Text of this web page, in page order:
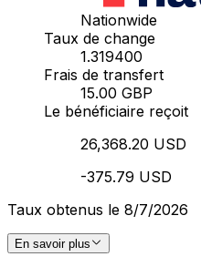
Nationwide
Taux de change
1.319400
Frais de transfert
15.00 GBP
Le bénéficiaire reçoit
26,368.20 USD
-375.79 USD
Taux obtenus le 8/7/2026
En savoir plus